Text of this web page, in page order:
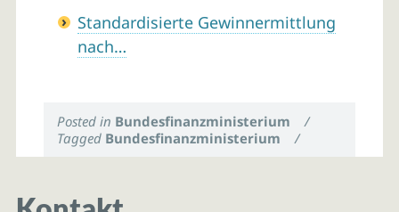
Standardisierte Gewinnermittlung
nach…
Posted in Bundesfinanzministerium
/
Tagged Bundesfinanzministerium /